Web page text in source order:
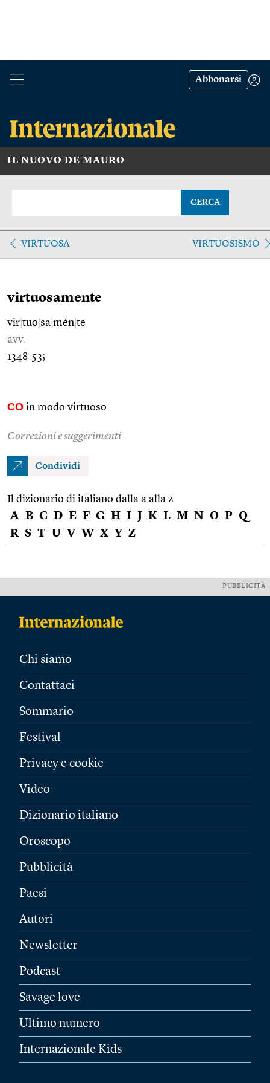
Abbonarsi
IL NUOVO DE MAURO
CERCA
VIRTUOSA VIRTUOSISMO
virtuosamente
vir tuo sa mén te
avv.
1348-53;
CO in modo virtuoso
Correzioni e suggerimenti
Condividi
Il dizionario di italiano dalla a alla z
A B C D E F G H I J K L M N O P Q
R S T U V W X Y Z
PUBBLICITÀ
Chi siamo
Contattaci
Sommario
Festival
Privacy e cookie
Video
Dizionario italiano
Oroscopo
Pubblicità
Paesi
Autori
Newsletter
Podcast
Savage love
Ultimo numero
Internazionale Kids